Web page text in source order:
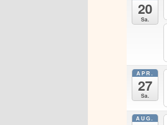
20
Sa.
APR.
27
Sa.
AUG.